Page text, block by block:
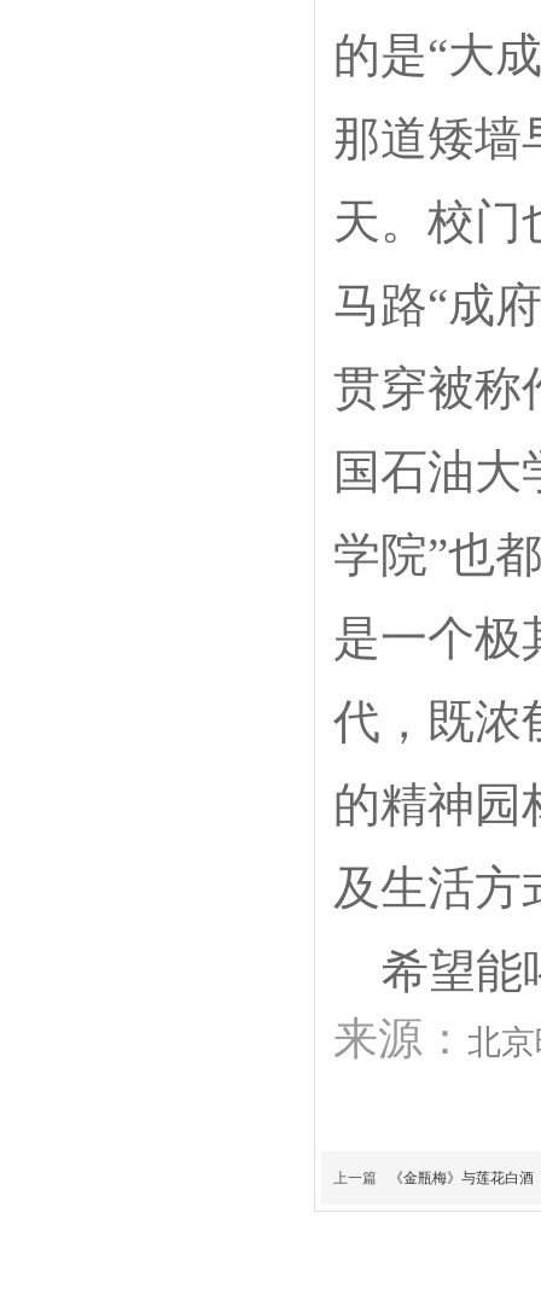
的是“大
那道矮墙
天。校门
马路“成
贯穿被称
国石油大
学院”也
是一个极
代，既浓
的精神园
及生活方
希望能
来源： 北
上一篇 《金瓶梅》与莲花白酒